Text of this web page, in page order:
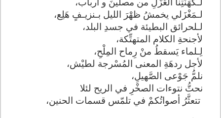
لـمَغْزَلي يخمشُ ظهْرَ الليل بـنزيـفٍ هَلِع،
لـلحرائق البطيئة في جسدِ البلد،
لأجنحةِ الكلام المتهتِّكة،
لِـلماء يَسقطُ منْ رِماح المِلْحِ،
لأجل ردهَةِ المعنى المُسْرجة لطيْش،
نلمُّ جَوْعى الصَّهيلِ،
نحتُّ نتوءات الصخْرِ في الريح لئلا
تتعثَّرُ أصواتُكمْ في تلمّس قسمات الحنين،